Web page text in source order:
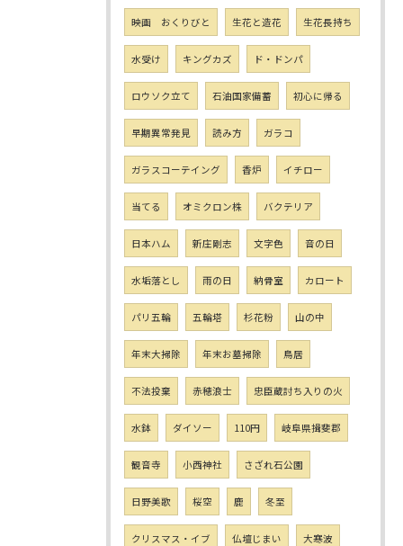
映画 おくりびと 生花と造花 生花長持ち
水受け キングカズ ド・ドンパ
ロウソク立て 石油国家備蓄 初心に帰る
早期異常発見 読み方 ガラコ
ガラスコーテイング 香炉 イチロー
当てる オミクロン株 バクテリア
日本ハム 新庄剛志 文字色 音の日
水垢落とし 雨の日 納骨室 カロート
パリ五輪 五輪塔 杉花粉 山の中
年末大掃除 年末お墓掃除 鳥居
不法投棄 赤穂浪士 忠臣蔵討ち入りの火
水鉢 ダイソー 110円 岐阜県揖斐郡
観音寺 小西神社 さざれ石公園
日野美歌 桜空 鹿 冬至
クリスマス・イブ 仏壇じまい 大寒波